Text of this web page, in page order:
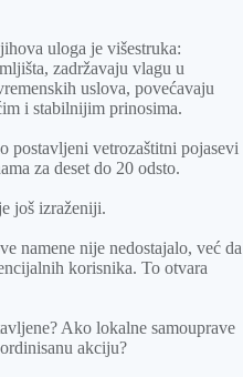
uloga je višestruka:
zadržavaju vlagu u
uslova, povećavaju
i stabilnijim prinosima.
postavljeni vetrozaštitni pojasevi
za deset do 20 odsto.
još izraženiji.
namene nije nedostajalo, već da
korisnika. To otvara
Ako lokalne samouprave
akciju?